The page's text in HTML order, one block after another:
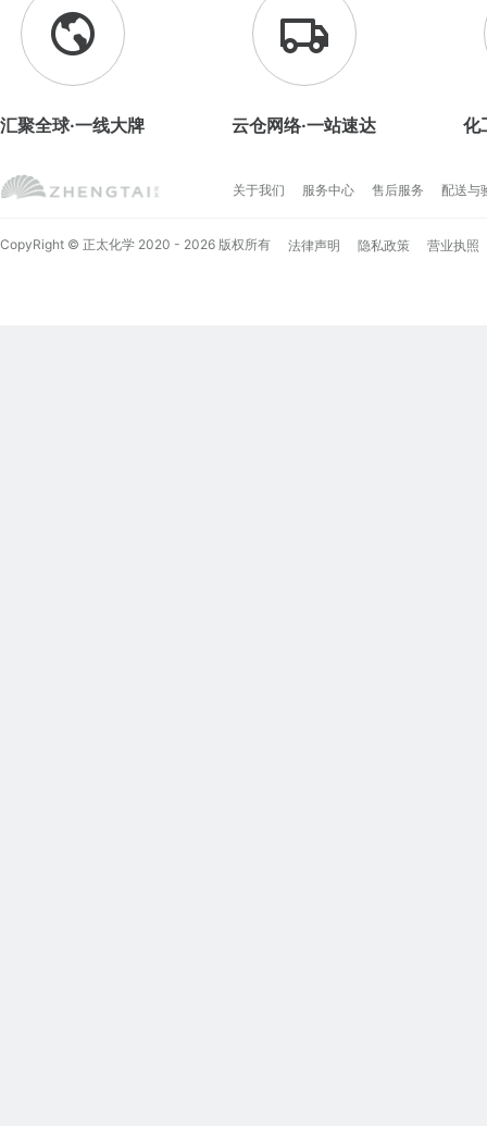
汇聚全球·一线大牌 云仓网络·一站速达 化
关于我们 服务中心 售后服务 配送与
CopyRight © 正太化学 2020 - 2026 版权所有 法律声明 隐私政策 营业执照